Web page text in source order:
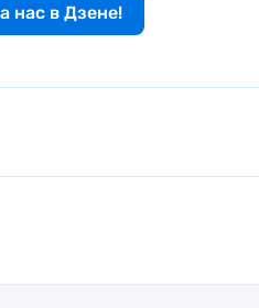
нас в Дзене!